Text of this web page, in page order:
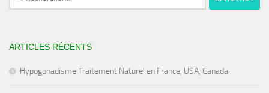
ARTICLES RÉCENTS
Hypogonadisme Traitement Naturel en France, USA, Canada